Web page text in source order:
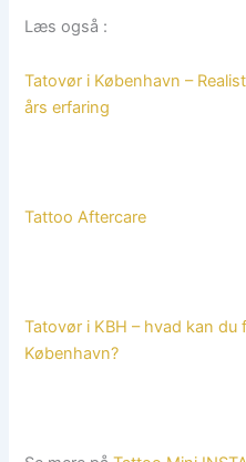
Læs også :
Tatovør i København –
års erfaring
Tattoo Aftercare
Tatovør i KBH – hvad kan
København?